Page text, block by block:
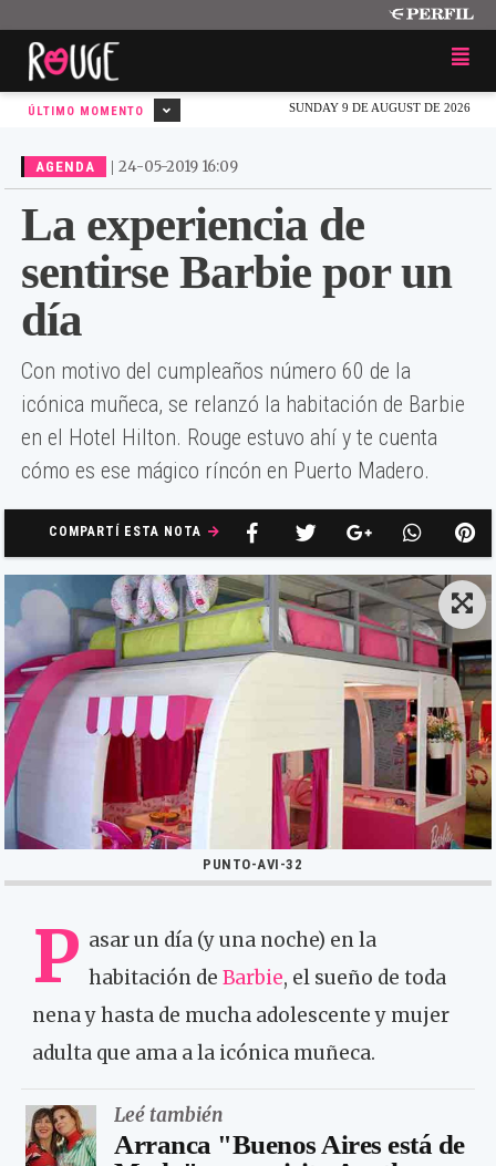
SUNDAY 9 DE AUGUST DE 2026
ÚLTIMO MOMENTO
AGENDA | 24-05-2019 16:09
La experiencia de
sentirse Barbie por un
día
Con motivo del cumpleaños número 60 de la
icónica muñeca, se relanzó la habitación de Barbie
en el Hotel Hilton. Rouge estuvo ahí y te cuenta
cómo es ese mágico ríncón en Puerto Madero.
COMPARTÍ ESTA NOTA
PUNTO-AVI-32
P asar un día (y una noche) en la
habitación de Barbie, el sueño de toda
nena y hasta de mucha adolescente y mujer
adulta que ama a la icónica muñeca.
Leé también
Arranca "Buenos Aires está de